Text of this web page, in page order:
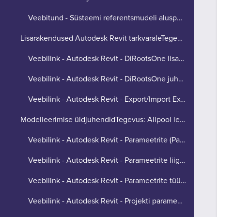
Veebitund - Süsteemi referentsmudeli aluspõhimõtted (RDS)
Lisarakendused Autodesk Revit tarkvaraleTegevus: A...
Veebilink - Autodesk Revit - DiRootsOne lisaplugin
Veebilink - Autodesk Revit - DiRootsOne juhendid
Veebilink - Autodesk Revit - Export/Import Excel lisaplugin
Modelleerimise üldjuhendidTegevus: Allpool leiad ü... (koopia) (koopia)
Veebilink - Autodesk Revit - Parameetrite (Parameters) põhiolemus
Veebilink - Autodesk Revit - Parameetrite liigid (Project, Family, Shared, Global)
Veebilink - Autodesk Revit - Parameetrite tüübi (Type of Parameter) põhiolemus
Veebilink - Autodesk Revit - Projekti parameetri (Project parameter) põhiolemus